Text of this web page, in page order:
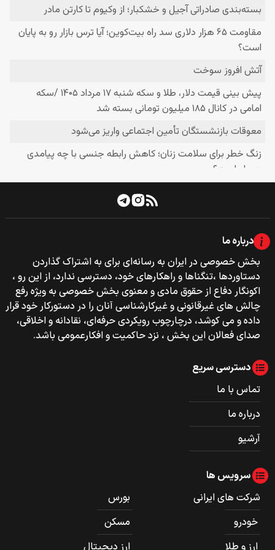
درباره ما
بخش خصوصی‌‌ در ایران به رسانه‌ای برای به اشتراک گذاردن
دستاوردها ،تنگناها و راهکارهای خود، دسترسی ندارد، از این رو ،
اکونگار دفاع از حقوق مادی و معنوی بخش خصوصی به ویژه رفع
چالش های غیرقانونی و غیرکارشناسی آنان را در دستورکار خود قرار
داده و می کوشد، درچارچوب رویکردی حرفه‌ای، نقادانه و اخلاقی،
صدای فعالان این بخش ، نزد حاکمیت و افکارعمومی باشد.
دسترسی سریع
تماس با ما
درباره ما
آرشیو
سرویس ها
شرکت های ایرانی
بورس
خودرو
مسکن
ارز و طلا
ارز دیجیتال